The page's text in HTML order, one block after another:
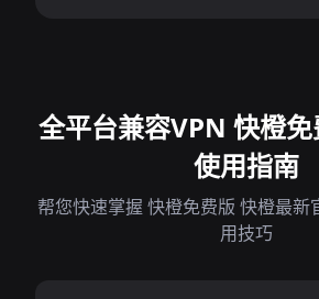
全平台兼容VPN 快橙
使用指南
帮您快速掌握 快橙免费版 快橙最新
用技巧